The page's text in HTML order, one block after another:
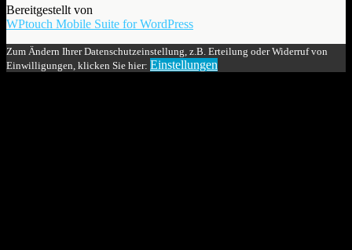
Bereitgestellt von
WPtouch Mobile Suite for WordPress
Zum Ändern Ihrer Datenschutzeinstellung, z.B. Erteilung oder Widerruf von
Einwilligungen, klicken Sie hier: Einstellungen